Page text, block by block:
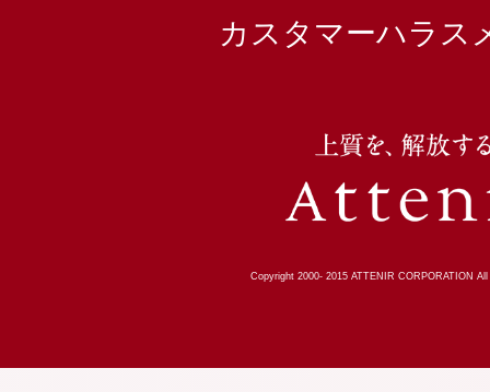
カスタマーハラス
Copyright 2000- 2015ATTENIR CORPORATION